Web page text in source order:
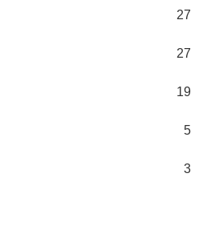
27
27
19
5
3